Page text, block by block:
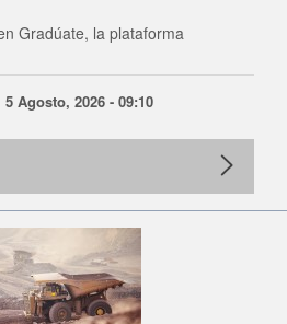
Gradúate, la plataforma
Agosto, 2026 - 09:10